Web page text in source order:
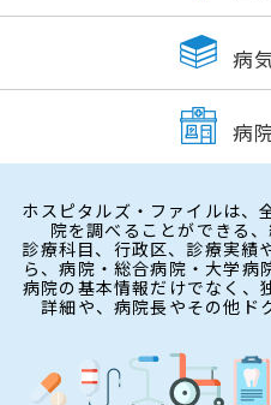
病
病
ホスピタルズ・ファイルは、
院を調べることができる
診療科目、行政区、診療実績
ら、病院・総合病院・大学病
病院の基本情報だけでなく、
詳細や、病院長やその他ド